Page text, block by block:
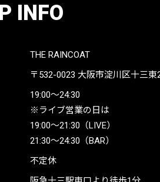
INFO
THE RAINCOAT
〒532-0023 大阪市淀川区十三東
19:00〜24:30
※ライブ営業の日は
19:00〜21:30（LIVE）
21:30〜24:30（BAR）
不定休